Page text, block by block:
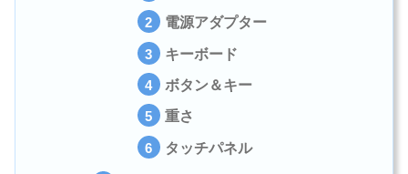
電源アダプター
キーボード
ボタン＆キー
重さ
タッチパネル